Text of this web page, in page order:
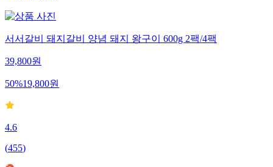
서서갈비 돼지갈비 양념 돼지 왕구이 600g 2팩/4팩
39,800원
50%19,800원
4.6
(455)